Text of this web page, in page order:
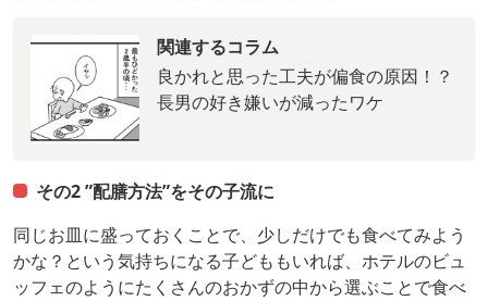
関連するコラム
良かれと思った工夫が偏食の原因！？
長男の好き嫌いが減ったワケ
その2 ”配膳方法”をその子流に
同じお皿に盛っておくことで、少しだけでも食べてみよう
かな？という気持ちになる子どももいれば、ホテルのビュ
ッフェのようにたくさんのおかずの中から選ぶことで食べ